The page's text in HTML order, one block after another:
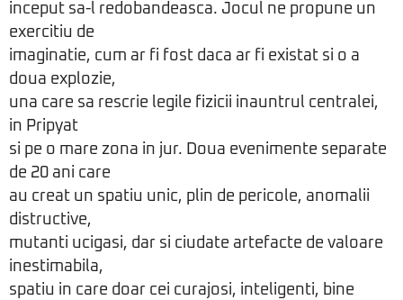
inceput sa-l redobandeasca. Jocul ne propune un
exercitiu de
imaginatie, cum ar fi fost daca ar fi existat si o a
doua explozie,
una care sa rescrie legile fizicii inauntrul centralei,
in Pripyat
si pe o mare zona in jur. Doua evenimente separate
de 20 ani care
au creat un spatiu unic, plin de pericole, anomalii
distructive,
mutanti ucigasi, dar si ciudate artefacte de valoare
inestimabila,
spatiu in care doar cei curajosi, inteligenti, bine